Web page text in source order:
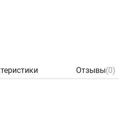
Отзывы(0)